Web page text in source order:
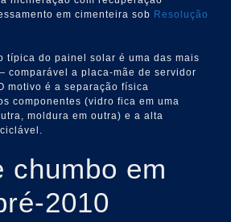
em cimenteira sob Resolução
típica do painel solar é uma das mais
comparável a placa-mãe de servidor
motivo é a separação física
componentes (vidro fica em uma
moldura em outra) e a alta
chumbo em
2010